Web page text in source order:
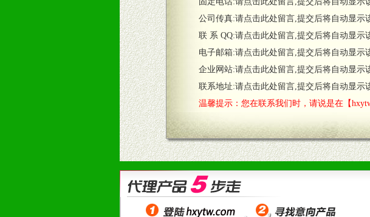
公司传真:请点击此处留言,提交后将自动显示
联 系 QQ:请点击此处留言,提交后将自动显示
电子邮箱:请点击此处留言,提交后将自动显示
企业网站:请点击此处留言,提交后将自动显示
联系地址:请点击此处留言,提交后将自动显示
温馨提示：您在联系我们时，请说是在【